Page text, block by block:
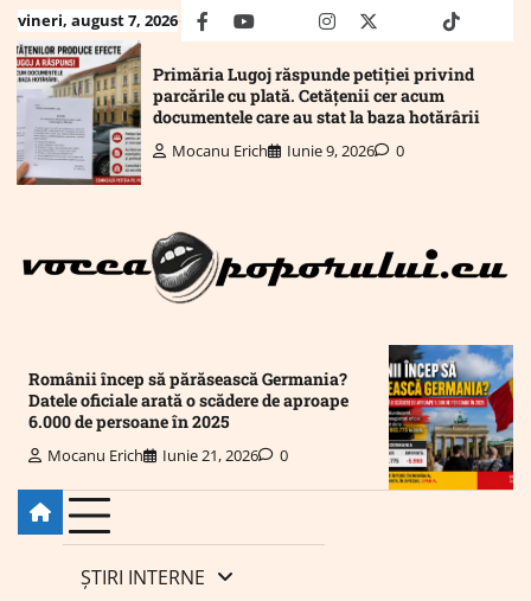
Skip
to
content
vineri, august 7, 2026 facebookyoutubeMailinstagram
twitter truthtiktok
Primăria Lugoj răspunde petiției privind
parcările cu plată. Cetățenii cer acum
documentele care au stat la baza hotărârii
Mocanu Erich Iunie 9, 2026 0
Românii încep să părăsească Germania?
Datele oficiale arată o scădere de aproape
6.000 de persoane în 2025
Mocanu Erich Iunie 21, 2026 0
ȘTIRI INTERNE